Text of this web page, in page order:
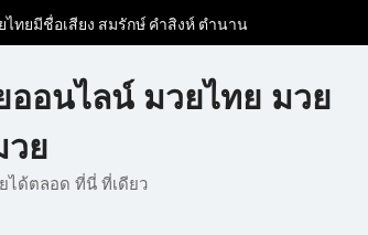
ไทยมีชื่อเสียง สมรักษ์ คำสิงห์ ตำนาน
กลสมัครเล่นไทย
ไทยชื่อดัง สุดยอดนักมวยไทยที่ดังไป
ไทยโครตฮอต เว็บข่าวมวยในทุกๆ
ข่าวสารวงการมวยมากมาย
ออนไลน์ มวยไทย มวย
วย
ได้ตลอด ที่นี่ ที่เดียว